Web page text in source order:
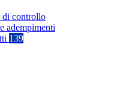
di controllo
adempimenti
139